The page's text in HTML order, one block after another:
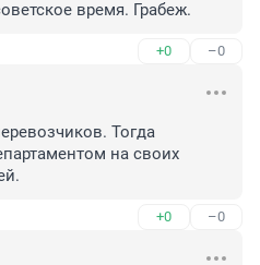
время. Грабеж.
+0 –0
Тогда
на своих
+0 –0